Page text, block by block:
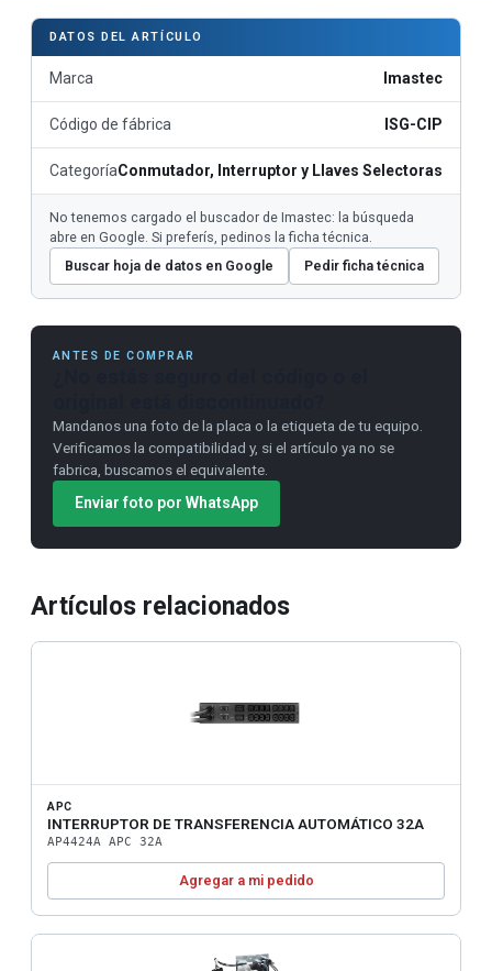
DATOS DEL ARTÍCULO
Marca Imastec
Código de fábrica ISG-CIP
CategoríaConmutador, Interruptor y Llaves Selectoras
No tenemos cargado el buscador de Imastec: la búsqueda
abre en Google. Si preferís, pedinos la ficha técnica.
Buscar hoja de datos en Google
Pedir ficha técnica
ANTES DE COMPRAR
Mandanos una foto de la placa o la etiqueta de tu equipo.
Verificamos la compatibilidad y, si el artículo ya no se
fabrica, buscamos el equivalente.
Enviar foto por WhatsApp
Artículos relacionados
APC
INTERRUPTOR DE TRANSFERENCIA AUTOMÁTICO 32A
AP4424A APC 32A
Agregar a mi pedido